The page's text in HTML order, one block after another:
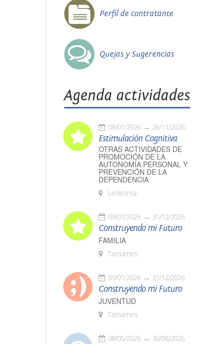
Perfil de contratante
Quejas y Sugerencias
Agenda actividades
08/01/2026 26/11/2026
Estimulación Cognitiva
OTRAS ACTIVIDADES DE
PROMOCIÓN DE LA
AUTONOMÍA PERSONAL Y
PREVENCIÓN DE LA
DEPENDENCIA
Ledesma
09/01/2026 31/12/2026
Construyendo mi Futuro
FAMILIA
Tamames
09/01/2026 31/12/2026
Construyendo mi Futuro
JUVENTUD
Tamames
08/05/2026 30/08/2026